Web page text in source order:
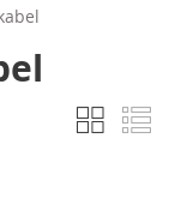
Vis
som
Gitter